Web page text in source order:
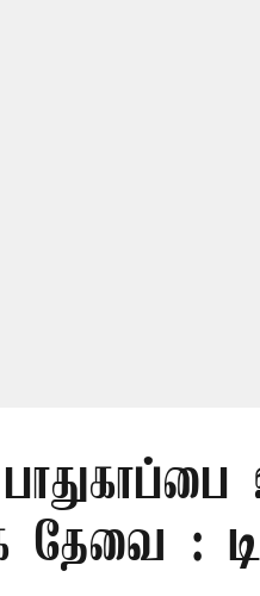
தேவை :